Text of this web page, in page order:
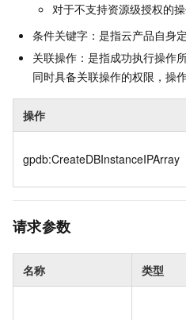
对于不支持资源级授权的
条件关键字：是指云产品自身
关联操作：是指成功执行操作
同时具备关联操作的权限，操
操作
gpdb:CreateDBInstanceIPArray
请求参数
名称 类型